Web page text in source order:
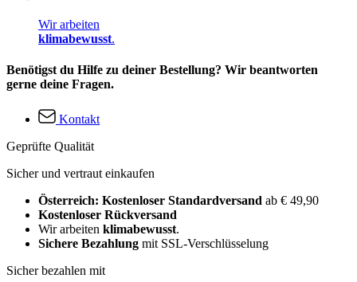
Wir arbeiten
klimabewusst.
Benötigst du Hilfe zu deiner Bestellung? Wir beantworten
gerne deine Fragen.
Kontakt
Geprüfte Qualität
Sicher und vertraut einkaufen
Österreich: Kostenloser Standardversand ab € 49,90
Kostenloser Rückversand
Wir arbeiten klimabewusst.
Sichere Bezahlung mit SSL-Verschlüsselung
Sicher bezahlen mit